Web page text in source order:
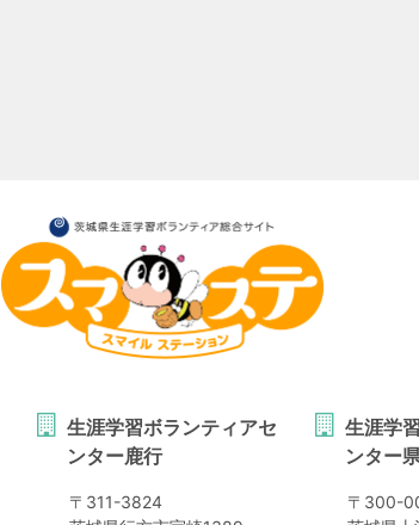
生涯学習ボランティアセ
ンター鹿行
〒 311-3824
生涯学
ンター
〒 300-